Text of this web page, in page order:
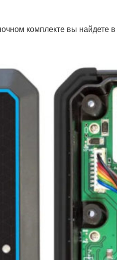
комплекте вы найдете в